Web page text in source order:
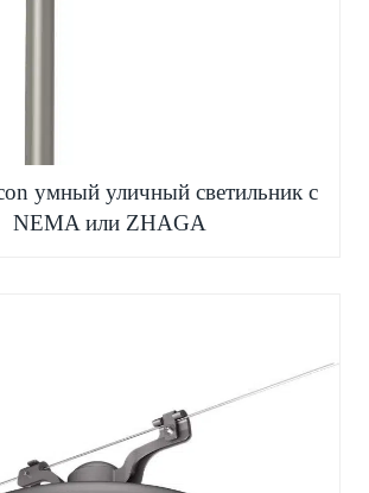
умный уличный светильник с
NEMA или ZHAGA